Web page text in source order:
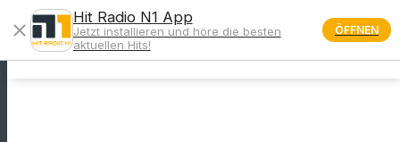
menu
close
Hit Radio N1 App
Jetzt installieren und höre die besten
aktuellen Hits!
ÖFFNEN